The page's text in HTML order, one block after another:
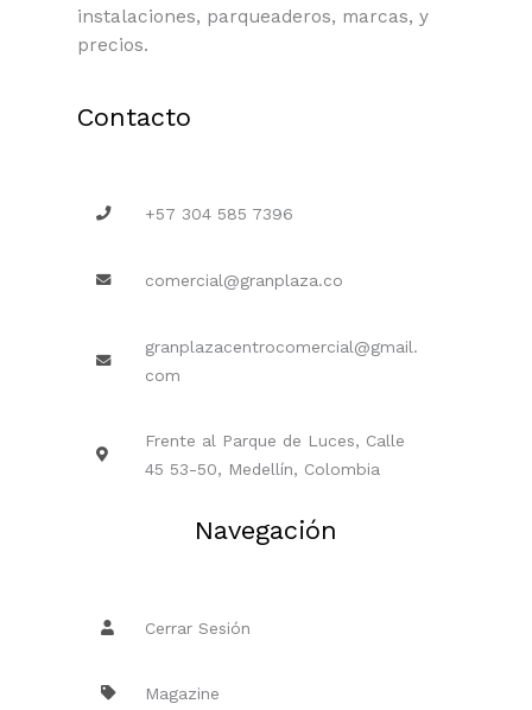
instalaciones, parqueaderos, marcas, y
precios.
Contacto
+57 304 585 7396
comercial@granplaza.co
granplazacentrocomercial@gmail.
com
Frente al Parque de Luces, Calle
45 53-50, Medellín, Colombia
Navegación
Cerrar Sesión
Magazine